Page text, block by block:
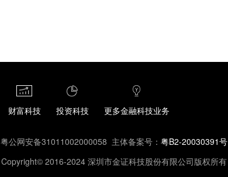
财富科技 投资科技 更多金融科技业务
粤公网安备31011002000058 主体备案号： 粤B2-20030391号
Copyright© 2016-2024 深圳市金证科技股份有限公司版权所有